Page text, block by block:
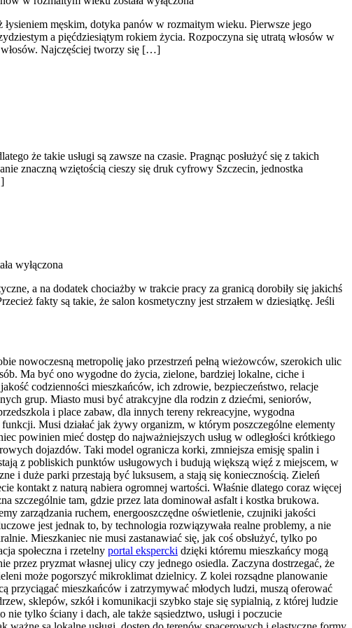
męskim, dotyka panów w rozmaitym wieku. Pierwsze jego
a pięćdziesiątym rokiem życia. Rozpoczyna się utratą włosów w
włosów. Najczęściej tworzy się […]
że takie usługi są zawsze na czasie. Pragnąc posłużyć się z takich
znaczną wziętością cieszy się druk cyfrowy Szczecin, jednostka
wyłączona
a na dodatek chociażby w trakcie pracy za granicą dorobiły się jakichś
fakty są takie, że salon kosmetyczny jest strzałem w dziesiątkę. Jeśli
nowoczesną metropolię jako przestrzeń pełną wieżowców, szerokich ulic
Ma być ono wygodne do życia, zielone, bardziej lokalne, ciche i
codzienności mieszkańców, ich zdrowie, bezpieczeństwo, relacje
grup. Miasto musi być atrakcyjne dla rodzin z dziećmi, seniorów,
i place zabaw, dla innych tereny rekreacyjne, wygodna
Musi działać jak żywy organizm, w którym poszczególne elementy
powinien mieć dostęp do najważniejszych usług w odległości krótkiego
dojazdów. Taki model ogranicza korki, zmniejsza emisję spalin i
z pobliskich punktów usługowych i budują większą więź z miejscem, w
i duże parki przestają być luksusem, a stają się koniecznością. Zieleń
kontakt z naturą nabiera ogromnej wartości. Właśnie dlatego coraz więcej
szczególnie tam, gdzie przez lata dominował asfalt i kostka brukowa.
zarządzania ruchem, energooszczędne oświetlenie, czujniki jakości
jest jednak to, by technologia rozwiązywała realne problemy, a nie
Mieszkaniec nie musi zastanawiać się, jak coś obsłużyć, tylko po
społeczna i rzetelny portal ekspercki dzięki któremu mieszkańcy mogą
przez pryzmat własnej ulicy czy jednego osiedla. Zaczyna dostrzegać, że
może pogorszyć mikroklimat dzielnicy. Z kolei rozsądne planowanie
przyciągać mieszkańców i zatrzymywać młodych ludzi, muszą oferować
sklepów, szkół i komunikacji szybko staje się sypialnią, z której ludzie
tylko ściany i dach, ale także sąsiedztwo, usługi i poczucie